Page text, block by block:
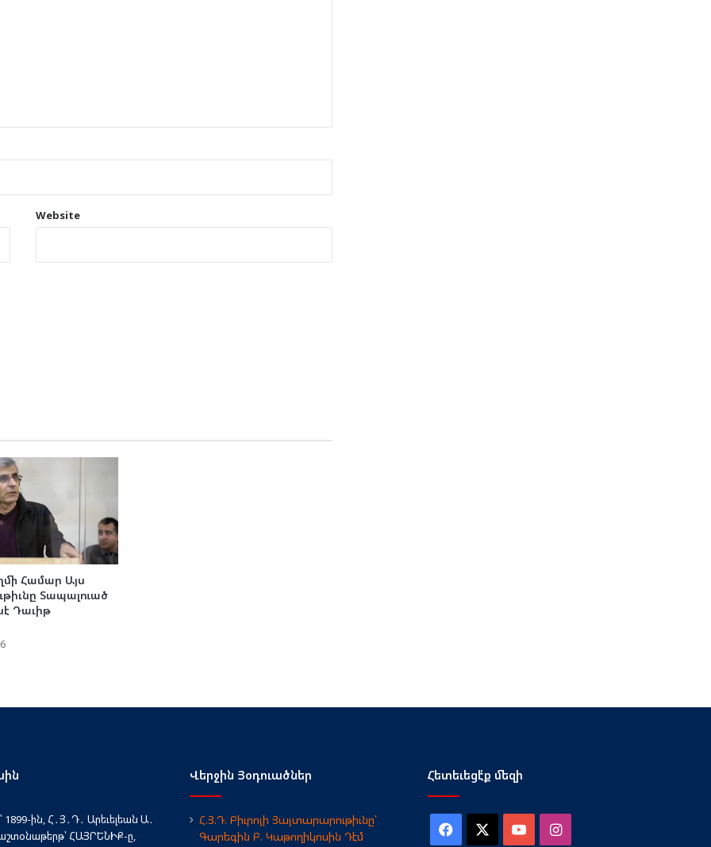
Website
Համար Այս
Տապալուած
Դաւիթ
1899-ին, Հ․Յ․Դ․ Արեւելեան Ա․
ՀԱՅՐԵՆԻՔ-ը,
Վերջին Յօդուածներ
Հ.Յ.Դ. Բիւրոյի Յայտարարութիւնը՝
Գարեգին Բ. Կաթողիկոսին Դէմ
Հետեւեցէ՛ք մեզի
Facebook YouTubeInstagram